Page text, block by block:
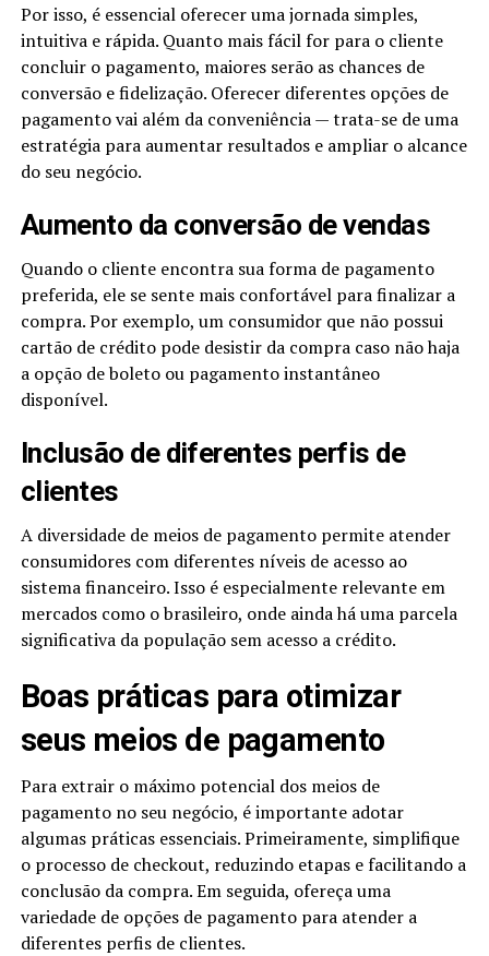
Por isso, é essencial oferecer uma jornada simples,
intuitiva e rápida. Quanto mais fácil for para o cliente
concluir o pagamento, maiores serão as chances de
conversão e fidelização. Oferecer diferentes opções de
pagamento vai além da conveniência — trata-se de uma
estratégia para aumentar resultados e ampliar o alcance
do seu negócio.
Aumento da conversão de vendas
Quando o cliente encontra sua forma de pagamento
preferida, ele se sente mais confortável para finalizar a
compra. Por exemplo, um consumidor que não possui
cartão de crédito pode desistir da compra caso não haja
a opção de boleto ou pagamento instantâneo
disponível.
Inclusão de diferentes perfis de
clientes
A diversidade de meios de pagamento permite atender
consumidores com diferentes níveis de acesso ao
sistema financeiro. Isso é especialmente relevante em
mercados como o brasileiro, onde ainda há uma parcela
significativa da população sem acesso a crédito.
Boas práticas para otimizar
seus meios de pagamento
Para extrair o máximo potencial dos meios de
pagamento no seu negócio, é importante adotar
algumas práticas essenciais. Primeiramente, simplifique
o processo de checkout, reduzindo etapas e facilitando a
conclusão da compra. Em seguida, ofereça uma
variedade de opções de pagamento para atender a
diferentes perfis de clientes.